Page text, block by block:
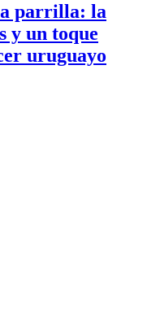
parrilla: la
y un toque
uruguayo